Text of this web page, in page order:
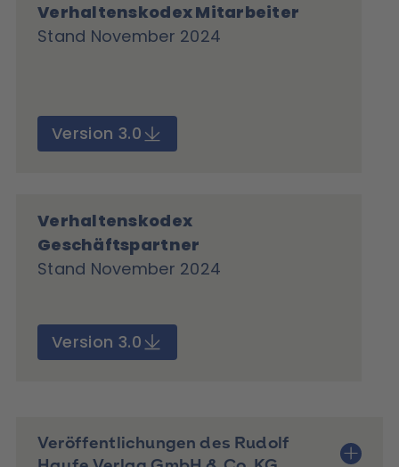
Verhaltenskodex Mitarbeiter
Stand November 2024
Version 3.0
Verhaltenskodex
Geschäftspartner
Stand November 2024
Version 3.0
Veröffentlichungen des Rudolf